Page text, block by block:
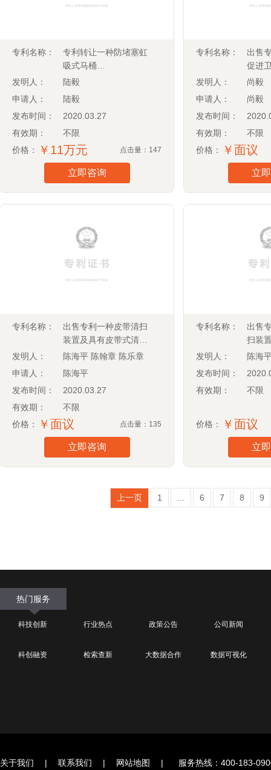
专利名称：
专利转让一种防堵塞虹
吸式马桶
(CN201721089705.0)
发明人：
陆毅
申请人：
陆毅
发布时间：
2020.03.27
有效期：
不限
价格：
￥11万元 点击量：147
立即咨询
专利名称：
出售
促进
发明人：
尚毅
申请人：
尚毅
发布时间：
有效期：
不限
价格：
￥面议
立
专利名称：
出售专利一种皮带清扫
装置及具有皮带式清扫
装置的清扫车
发明人：
陈海平 陈翰章 陈乐章
申请人：
陈海平
发布时间：
2020.03.27
有效期：
不限
价格：
￥面议 点击量：135
立即咨询
专利名称：
出售
扫装
扫装
发明人：
陈海
发布时间：
有效期：
不限
价格： ￥面议
立
上一页 1 6 7 8 9
热门服务
科技创新 行业热点 政策公告 公司新闻
科创融资 检索查新 大数据合作 数据可视化
关于我们 | 联系我们 | 网站地图 | 服务热线：400-183-